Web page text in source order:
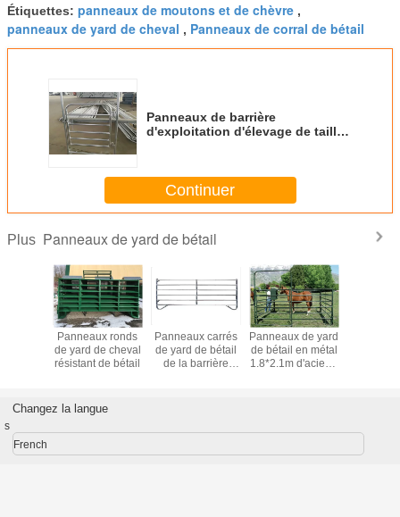
Étiquettes: panneaux de moutons et de chèvre ,
panneaux de yard de cheval , Panneaux de corral de bétail
Panneaux de barrière
d'exploitation d'élevage de taille
Continuer
Plus Panneaux de yard de bétail
de
Panneaux ronds
de yard de cheval
résistant de bétail
Panneaux carrés
de yard de bétail
de la barrière
Panneaux de yard
de bétail en métal
1.8*2.1m d'acier à
Changez la langue
s
French